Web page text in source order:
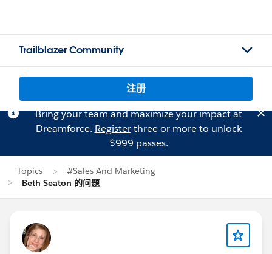
Trailblazer Community
注册
Bring your team and maximize your impact at
Dreamforce. Registerthree or more to unlock
$999 passes.
Topics
#Sales And Marketing
Beth Seaton 的问题